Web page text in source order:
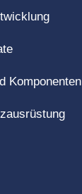
Komponenten